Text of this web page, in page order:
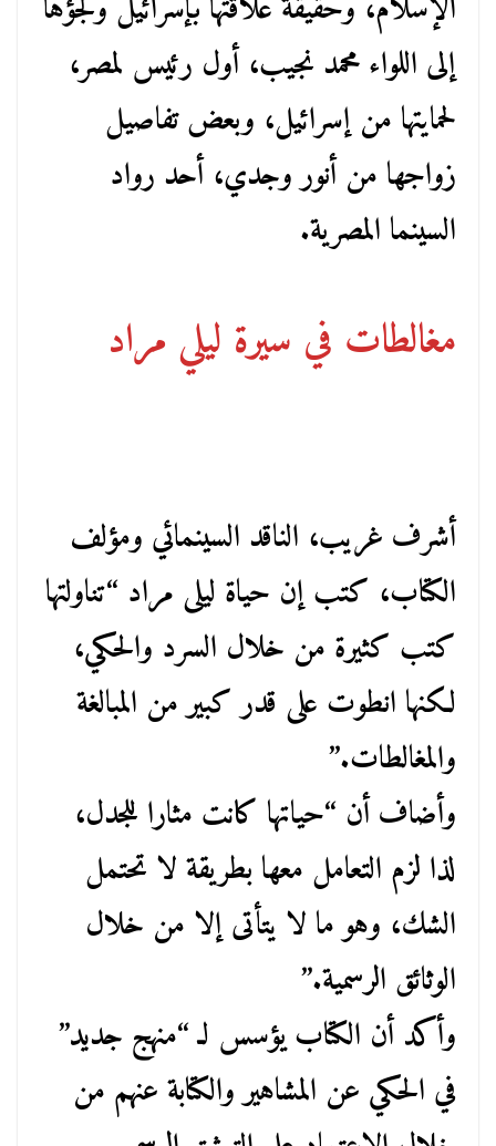
إلى اللواء محمد نجيب، أول رئيس لمصر،
لحمايتها من إسرائيل، وبعض تفاصيل
زواجها من أنور وجدي، أحد رواد
السينما المصرية.
مغالطات في سيرة ليلي مراد
أشرف غريب، الناقد السينمائي ومؤلف
الكتاب، كتب إن حياة ليلى مراد “تناولتها
كتب كثيرة من خلال السرد والحكي،
لكنها انطوت على قدر كبير من المبالغة
والمغالطات.”
وأضاف أن “حياتها كانت مثارا للجدل،
لذا لزم التعامل معها بطريقة لا تحتمل
الشك، وهو ما لا يتأتى إلا من خلال
الوثائق الرسمية.”
وأكد أن الكتاب يؤسس لـ “منهج جديد”
في الحكي عن المشاهير والكتابة عنهم من